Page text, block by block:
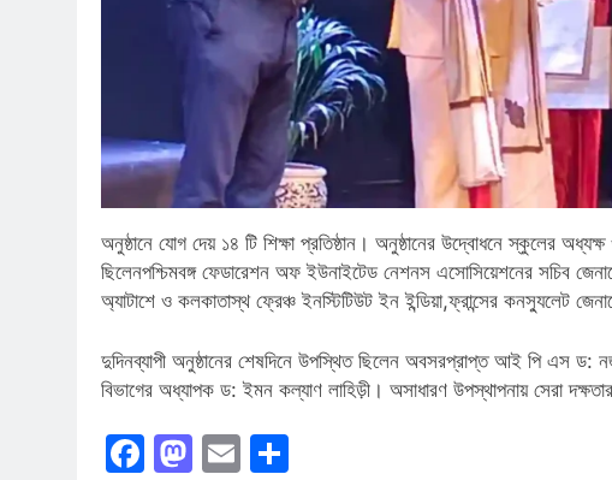
অনুষ্ঠানে যোগ দেয় ১৪ টি শিক্ষা প্রতিষ্ঠান। অনুষ্ঠানের উদ্বোধনে স্কুলের
ছিলেনপশ্চিমবঙ্গ ফেডারেশন অফ ইউনাইটেড নেশনস এসোসিয়েশনের সচিব
অ্যাটাশে ও কলকাতাস্থ ফ্রেঞ্চ ইনস্টিটিউট ইন ইন্ডিয়া,ফ্রান্সের কনস্যুলেট
দুদিনব্যাপী অনুষ্ঠানের শেষদিনে উপস্থিত ছিলেন অবসরপ্রাপ্ত আই পি এস ড:
বিভাগের অধ্যাপক ড: ইমন কল্যাণ লাহিড়ী। অসাধারণ উপস্থাপনায় সেরা
Facebook
Mastodon
Email